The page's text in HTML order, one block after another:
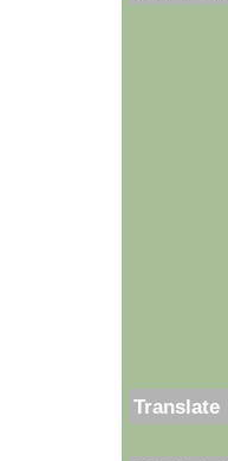
Translate